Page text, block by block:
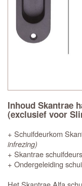
Inhoud Skantrae
(exclusief voor
+ Schuifdeurkom
infrezing)
+ Skantrae
+ Ondergeleiding